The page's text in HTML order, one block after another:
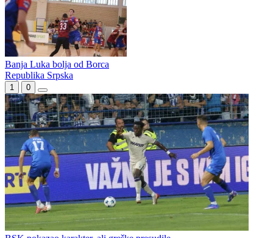
Vrbas bolji od BL
Rukometaši Vrbasa pobijedili su ORK BL 2 (33:26) u utakmici 14.
kola m:tel Druge lige Republike Srpske. Ovaj duel obilježio je
Momčilo Mandić koji je protiv gradskog rivala postigao 13...
Bojan Debeljak i Nikola Dujaković novi treneri u RK Sloga
Sloga Prnjavor bolja od BL 2
Srednjoškolac u Banja Luci